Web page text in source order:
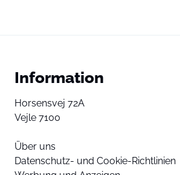
Information
Horsensvej 72A
Vejle 7100
Über uns
Datenschutz- und Cookie-Richtlinien